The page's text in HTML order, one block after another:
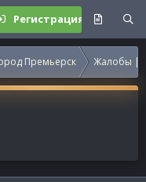
Регистрация
Премьерск Жалобы |